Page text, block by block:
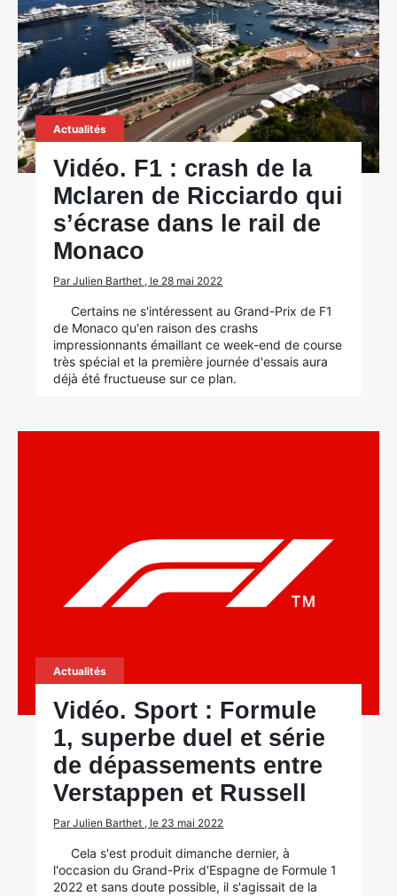
Actualités
Vidéo. F1 : crash de la
Mclaren de Ricciardo qui
s’écrase dans le rail de
Monaco
Par Julien Barthet , le 28 mai 2022
Certains ne s'intéressent au Grand-Prix de F1
de Monaco qu'en raison des crashs
impressionnants émaillant ce week-end de course
très spécial et la première journée d'essais aura
déjà été fructueuse sur ce plan.
Actualités
Vidéo. Sport : Formule
1, superbe duel et série
de dépassements entre
Verstappen et Russell
Par Julien Barthet , le 23 mai 2022
Cela s'est produit dimanche dernier, à
l'occasion du Grand-Prix d'Espagne de Formule 1
2022 et sans doute possible, il s'agissait de la